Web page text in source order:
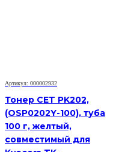
для
Xerox
6600/WC6605
Артикул: 000002932
Тонер CET PK202,
(OSP0202Y-100), туба
100 г, желтый,
совместимый для